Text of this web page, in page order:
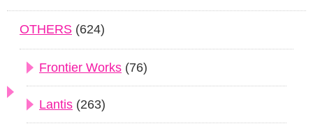
OTHERS (624)
Frontier Works (76)
Lantis (263)